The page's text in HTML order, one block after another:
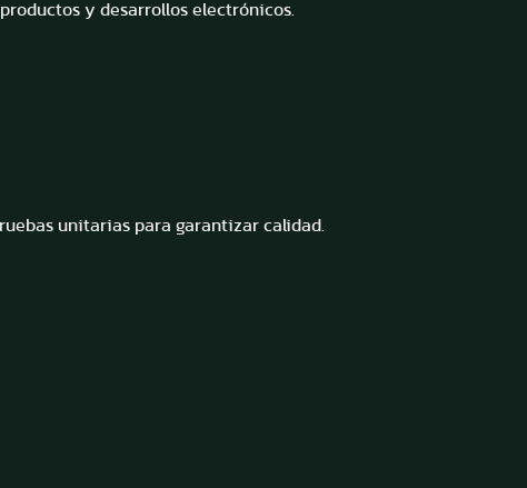
y desarrollos electrónicos.
unitarias para garantizar calidad.